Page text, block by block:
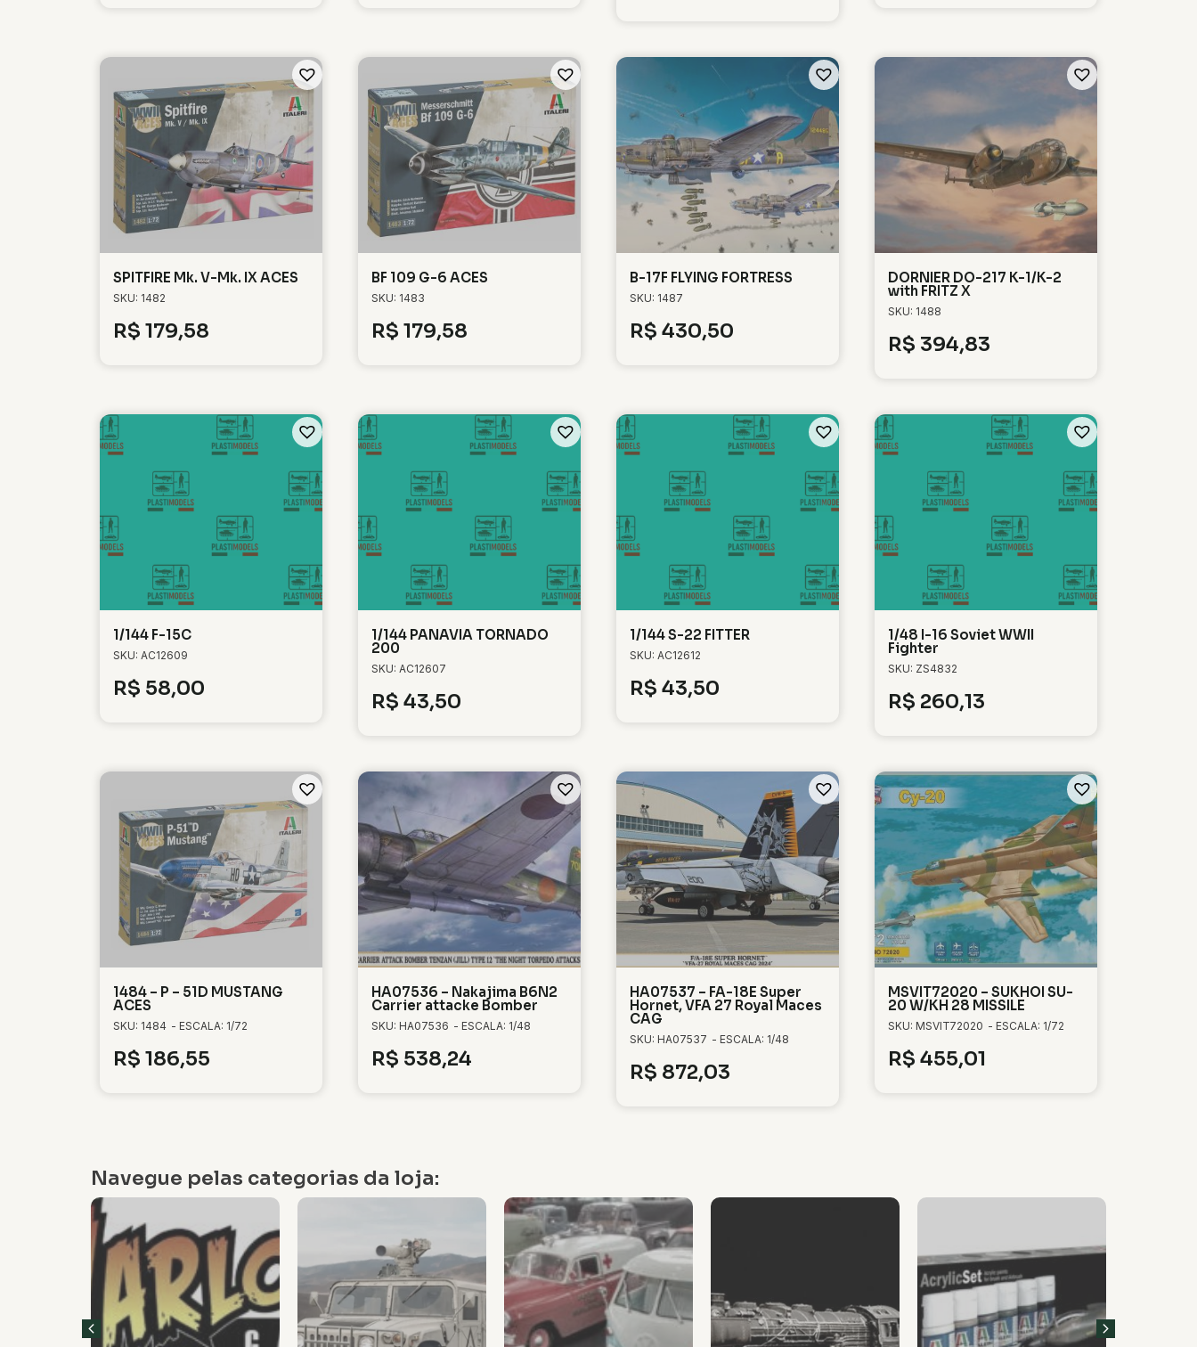
SPITFIRE Mk. V-Mk. IX ACES
SKU: 1482
R$ 179,58
BF 109 G-6 ACES
SKU: 1483
R$ 179,58
B-17F FLYING FORTRESS
SKU: 1487
R$ 430,50
DORNIER DO-217 K-1/K-2
with FRITZ X
SKU: 1488
R$ 394,83
1/144 F-15C
SKU: AC12609
R$ 58,00
1/144 PANAVIA TORNADO
200
SKU: AC12607
R$ 43,50
1/144 S-22 FITTER
SKU: AC12612
R$ 43,50
1/48 I-16 Soviet WWII
Fighter
SKU: ZS4832
R$ 260,13
1484 – P – 51D MUSTANG
ACES
SKU: 1484 - ESCALA: 1/72
R$ 186,55
HA07536 – Nakajima B6N2
Carrier attacke Bomber
SKU: HA07536 - ESCALA: 1/48
R$ 538,24
HA07537 – FA-18E Super
Hornet, VFA 27 Royal Maces
CAG
SKU: HA07537 - ESCALA: 1/48
R$ 872,03
MSVIT72020 – SUKHOI SU-
20 W/KH 28 MISSILE
SKU: MSVIT72020 - ESCALA: 1/72
R$ 455,01
Navegue pelas categorias da loja: